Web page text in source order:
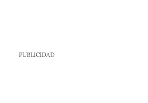
PUBLICIDAD